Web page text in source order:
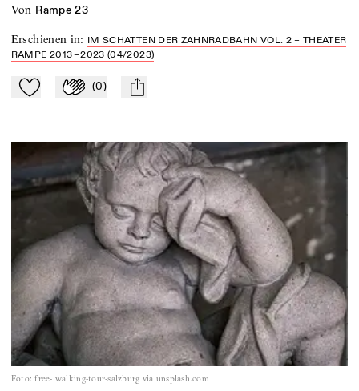
von Rampe 23
Erschienen in: IM SCHATTEN DER ZAHNRADBAHN VOL. 2 – THEATER
RAMPE 2013 – 2023 (04/2023)
Zu Mein-TdZ hinzufügen
Applaudieren
(0) mail
Foto: free- walking-tour-salzburg via unsplash.com